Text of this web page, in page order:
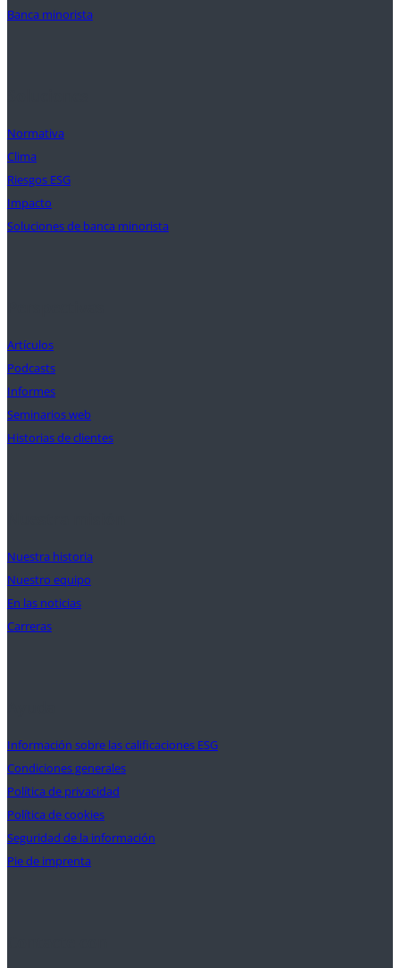
Banca minorista
Normativa
Clima
Riesgos ESG
Impacto
Soluciones de banca minorista
Artículos
Podcasts
Informes
Seminarios web
Historias de clientes
Nuestra historia
Nuestro equipo
En las noticias
Carreras
Información sobre las calificaciones ESG
Condiciones generales
Política de privacidad
Política de cookies
Seguridad de la información
Pie de imprenta